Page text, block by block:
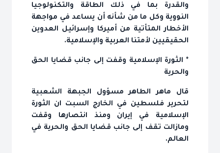
والقدرة بما في ذلك الطاقة والتكنولوجيا
النووية وكل ما من شأنه أن يساعد في مواجهة
الأخطار المتأتية من أميركا وإسرائيل العدوين
الحقيقيين لأمتنا العربية والإسلامية.
* الثورة الإسلامية وقفت إلى جانب قضايا الحق
والحرية
قال ماهر الطاهر مسؤول الجبهة الشعبية
لتحرير فلسطين في الخارج السبت ان الثورة
الإسلامية في إيران ومنذ انتصارها وقفت
ومازالت تقف إلى جانب قضايا الحق والحرية في
العالم.